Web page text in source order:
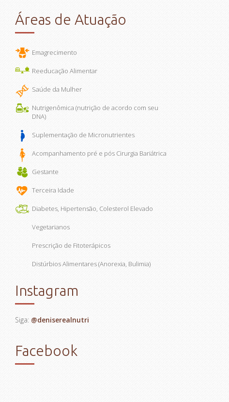
Áreas de Atuação
Emagrecimento
Reeducação Alimentar
Saúde da Mulher
Nutrigenômica (nutrição de acordo com seu
DNA)
Suplementação de Micronutrientes
Acompanhamento pré e pós Cirurgia Bariátrica
Gestante
Terceira Idade
Diabetes, Hipertensão, Colesterol Elevado
Vegetarianos
Prescrição de Fitoterápicos
Distúrbios Alimentares (Anorexia, Bulimia)
Instagram
Siga: @deniserealnutri
Facebook